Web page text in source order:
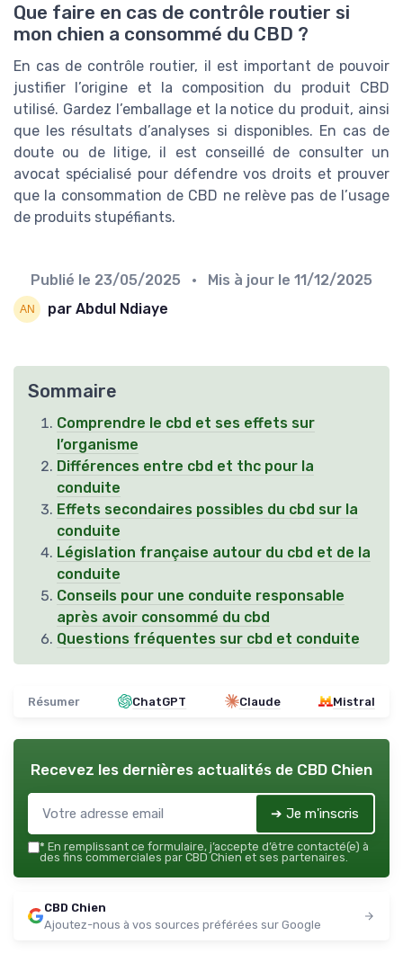
Que faire en cas de contrôle routier si
mon chien a consommé du CBD ?
En cas de contrôle routier, il est important de pouvoir
justifier l’origine et la composition du produit CBD
utilisé. Gardez l’emballage et la notice du produit, ainsi
que les résultats d’analyses si disponibles. En cas de
doute ou de litige, il est conseillé de consulter un
avocat spécialisé pour défendre vos droits et prouver
que la consommation de CBD ne relève pas de l’usage
de produits stupéfiants.
Publié le 23/05/2025 • Mis à jour le 11/12/2025
par Abdul Ndiaye
Sommaire
Comprendre le cbd et ses effets sur
l’organisme
Différences entre cbd et thc pour la
conduite
Effets secondaires possibles du cbd sur la
conduite
Législation française autour du cbd et de la
conduite
Conseils pour une conduite responsable
après avoir consommé du cbd
Questions fréquentes sur cbd et conduite
Résumer ChatGPT Claude Mistral
Recevez les dernières actualités de CBD Chien
➔ Je m'inscris
* En remplissant ce formulaire, j’accepte d’être contacté(e) à
des fins commerciales par CBD Chien et ses partenaires.
CBD Chien
Ajoutez-nous à vos sources préférées sur Google